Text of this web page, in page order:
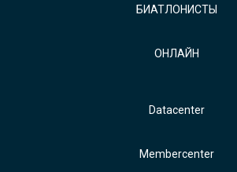
БИАТЛОНИСТЫ
ОНЛАЙН
Datacenter
Membercenter